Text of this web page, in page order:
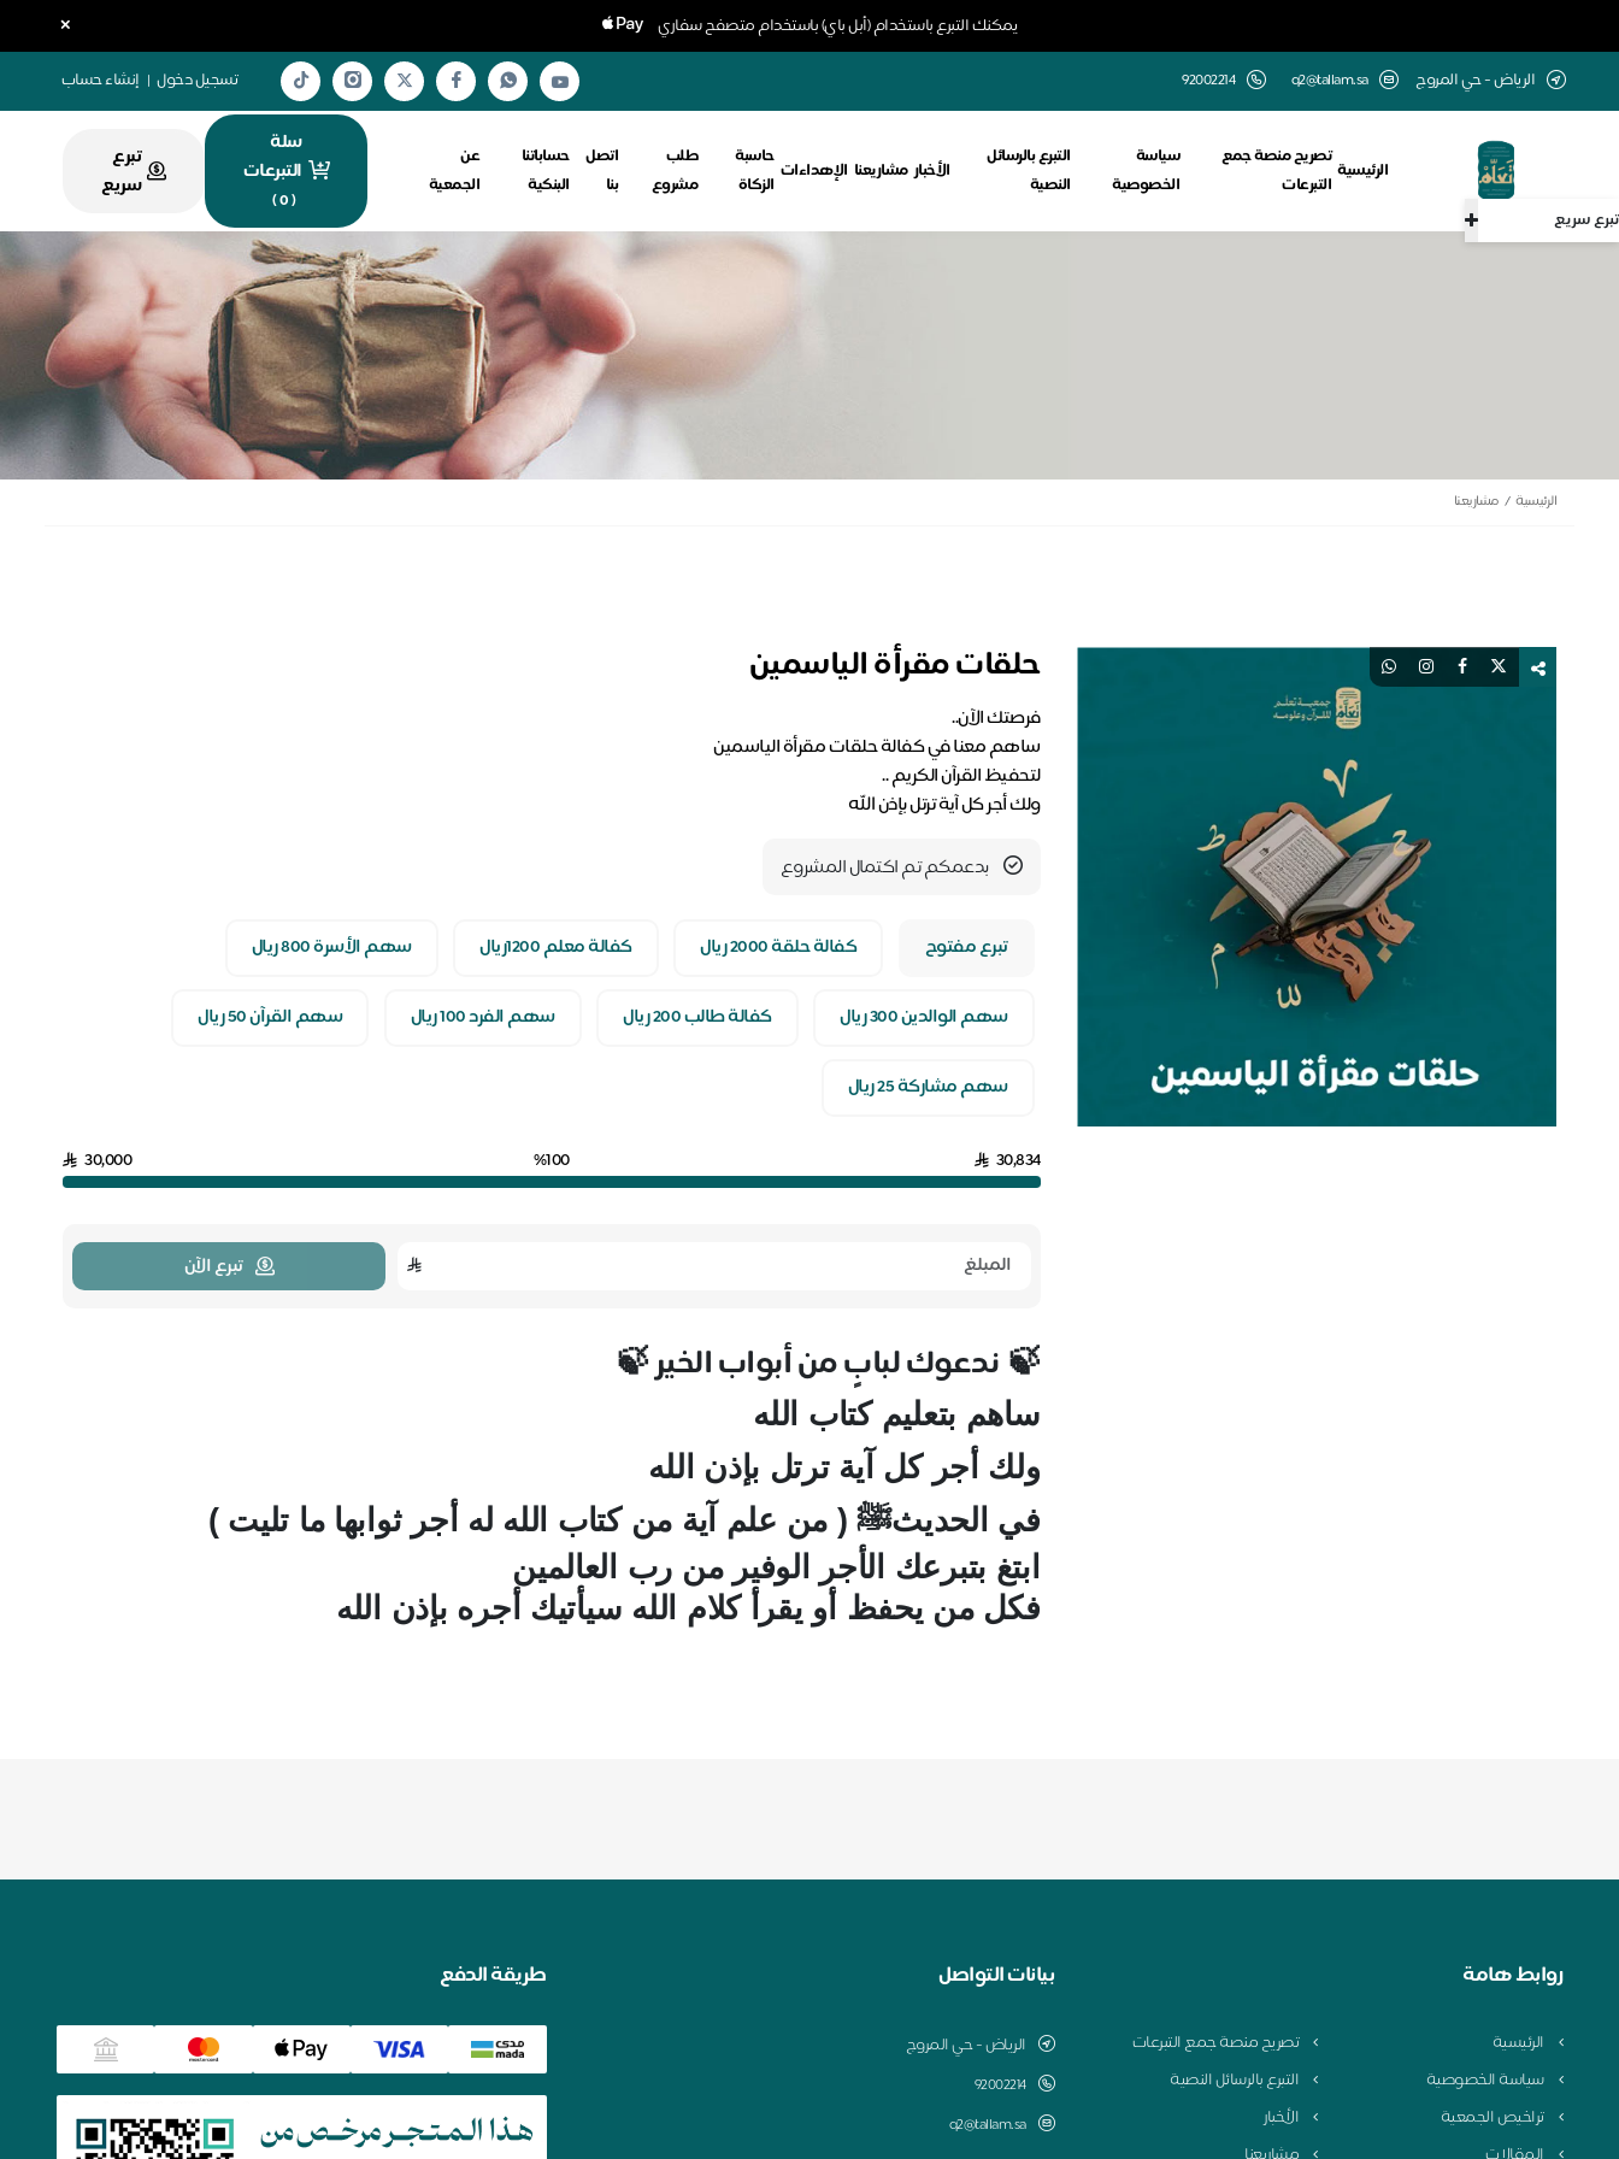
يمكنك التبرع باستخدام (أبل باي) باستخدام متصفح سفاري ×
تبرع سريع
الرياض - حي المروج q2@tallam.sa تسجيل دخول | إنشاء حساب
الرئيسية
تصريح منصة جمع
التبرعات
سياسة
الخصوصية
التبرع بالرسائل
النصية
الأخبار مشاريعنا الإهداءات
حاسبة
الزكاة
طلب
مشروع
اتصل
بنا
حساباتنا
البنكية
عن
الجمعية
سلة
التبرعات
(
0
)
تبرع
سريع
الرئيسية مشاريعنا
حلقات مقرأة الياسمين
فرصتك الآن..
ساهم معنا في كفالة حلقات مقرأة الياسمين
لتحفيظ القرآن الكريم ..
ولك أجر كل آية ترتل بإذن الله
بدعمكم تم اكتمال المشروع
تبرع مفتوح كفالة حلقة 2000 ريال كفالة معلم 1200ريال سهم الأسرة 800 ريال
سهم الوالدين 300 ريال كفالة طالب 200 ريال سهم الفرد 100 ريال سهم القرآن 50 ريال
سهم مشاركة 25 ريال
30,834
%100
30,000
تبرع الآن
🍃 ندعوك لبابٍ من أبواب الخير🍃
ساهم بتعليم كتاب الله
ولك أجر كل آية ترتل بإذن الله
في الحديثﷺ ( من علم آية من كتاب الله له أجر ثوابها ما تليت )
ابتغ بتبرعك الأجر الوفير من رب العالمين
فكل من يحفظ أو يقرأ كلام الله سيأتيك أجره بإذن الله
روابط هامة
الرئيسية
تصريح منصة جمع التبرعات
سياسة الخصوصية
التبرع بالرسائل النصية
تراخيص الجمعية
الأخبار
بيانات التواصل
الرياض - حي المروج
⁦92002214
q2@tallam.sa
طريقة الدفع